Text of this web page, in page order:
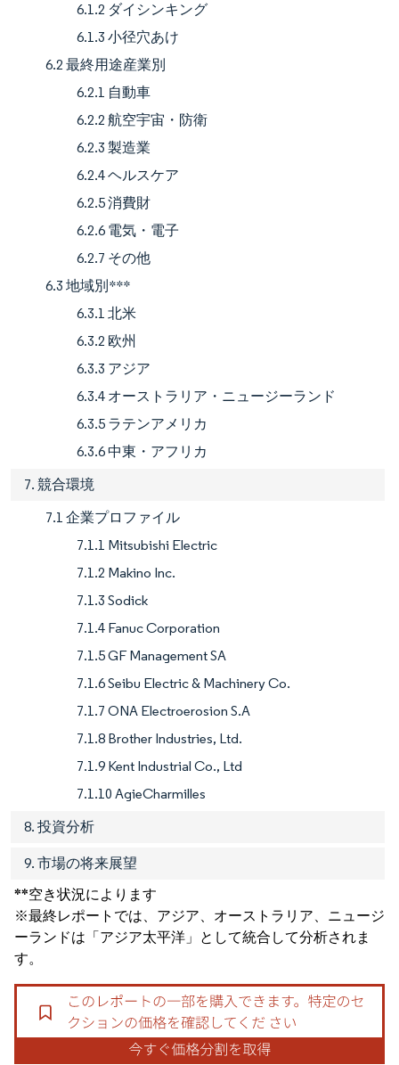
6.1.2 ダイシンキング
6.1.3 小径穴あけ
6.2 最終用途産業別
6.2.1 自動車
6.2.2 航空宇宙・防衛
6.2.3 製造業
6.2.4 ヘルスケア
6.2.5 消費財
6.2.6 電気・電子
6.2.7 その他
6.3 地域別***
6.3.1 北米
6.3.2 欧州
6.3.3 アジア
6.3.4 オーストラリア・ニュージーランド
6.3.5 ラテンアメリカ
6.3.6 中東・アフリカ
7. 競合環境
7.1 企業プロファイル
7.1.1 Mitsubishi Electric
7.1.2 Makino Inc.
7.1.3 Sodick
7.1.4 Fanuc Corporation
7.1.5 GF Management SA
7.1.6 Seibu Electric & Machinery Co.
7.1.7 ONA Electroerosion S.A
7.1.8 Brother Industries, Ltd.
7.1.9 Kent Industrial Co., Ltd
7.1.10 AgieCharmilles
8. 投資分析
9. 市場の将来展望
**空き状況によります
※最終レポートでは、アジア、オーストラリア、ニュージ
ーランドは「アジア太平洋」として統合して分析されま
す。